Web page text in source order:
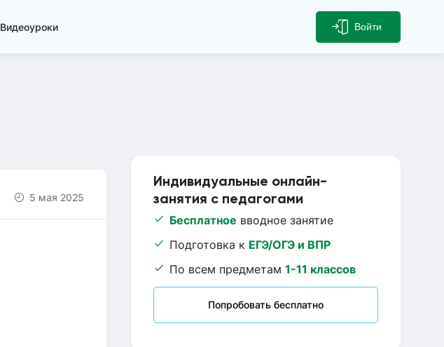
Видеоуроки Войти
Индивидуальные онлайн-
занятия с педагогами
Бесплатное вводное занятие
Подготовка к ЕГЭ/ОГЭ и ВПР
По всем предметам 1-11 классов
Попробовать бесплатно
5 мая 2025